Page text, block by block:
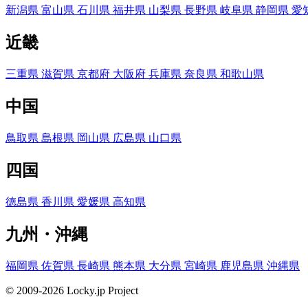
新潟県 富山県 石川県 福井県 山梨県 長野県 岐阜県 静岡県 愛
近畿
三重県 滋賀県 京都府 大阪府 兵庫県 奈良県 和歌山県
中国
鳥取県 島根県 岡山県 広島県 山口県
四国
徳島県 香川県 愛媛県 高知県
九州・沖縄
福岡県 佐賀県 長崎県 熊本県 大分県 宮崎県 鹿児島県 沖縄県
© 2009-2026 Locky.jp Project